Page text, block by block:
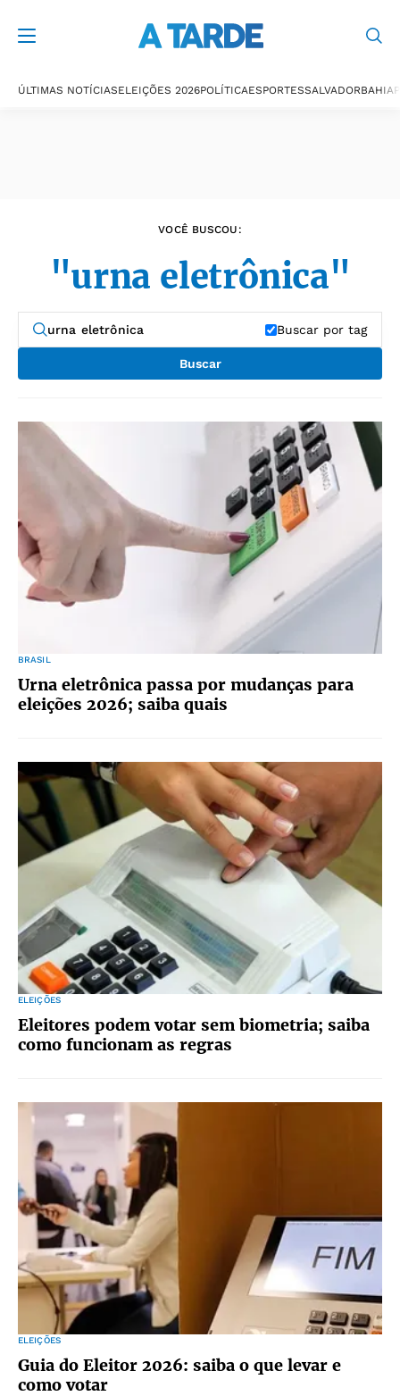
ÚLTIMAS NOTÍCIASELEIÇÕES 2026POLÍTICAESPORTESSALVADORBAHIA
VOCÊ BUSCOU:
"urna eletrônica"
Buscar por tag
Buscar
BRASIL
Urna eletrônica passa por mudanças para
eleições 2026; saiba quais
ELEIÇÕES
Eleitores podem votar sem biometria; saiba
como funcionam as regras
ELEIÇÕES
Guia do Eleitor 2026: saiba o que levar e
como votar